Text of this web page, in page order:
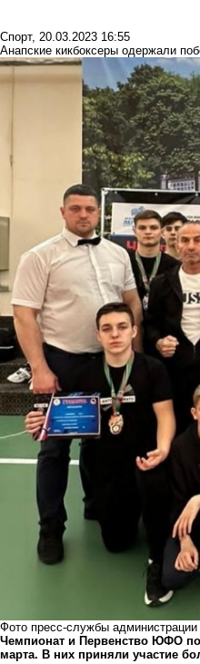
Спорт, 20.03.2023 16:55
Анапские кикбоксеры одержали
Фото пресс-службы
Чемпионат и Первенство ЮФО по
марта. В них приняли участие